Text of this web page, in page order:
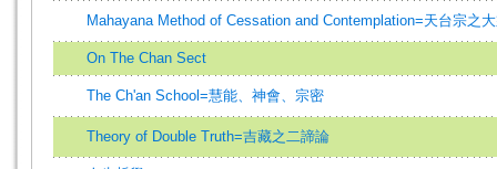
Mahayana Method of Cessation and Contemplation=天台宗之
On The Chan Sect
The Ch'an School=慧能、神會、宗密
Theory of Double Truth=吉藏之二諦論